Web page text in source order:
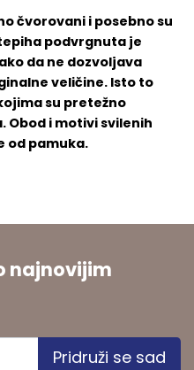
čvorovani i posebno su
podvrgnuta je
da ne dozvoljava
veličine. Isto to
su pretežno
Obod i motivi svilenih
od pamuka.
najnovijim
Pridruži se sad